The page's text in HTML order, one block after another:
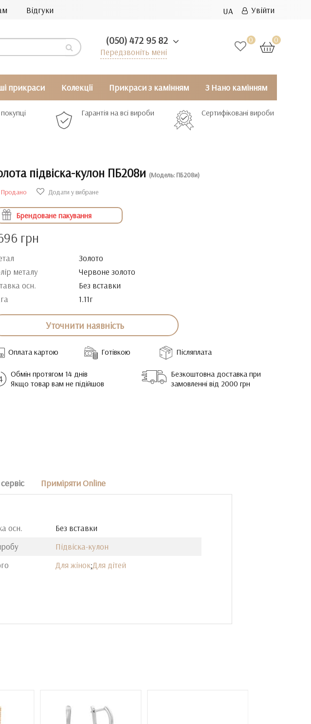
Відгуки UA Увійти
0 0
(050) 472 95 82
Передзвоніть мені
прикраси Колекції Прикраси з камінням З Нано камінням
Гарантія на всі вироби Сертифіковані вироби
підвіска-кулон ПБ208и (Модель: ПБ208и)
Продано
Додати у вибране
Брендоване пакування
грн
Золото
металу
Червоне золото
осн.
Без вставки
1.11г
Уточнити наявність
Оплата картою Готівкою Післяплата
Обмін протягом 14 днів
Якщо товар вам не підійшов
Безкоштовна доставка при
замовленні від 2000 грн
Приміряти Online
осн.
Без вставки
Підвіска-кулон
Для жінок;Для дітей